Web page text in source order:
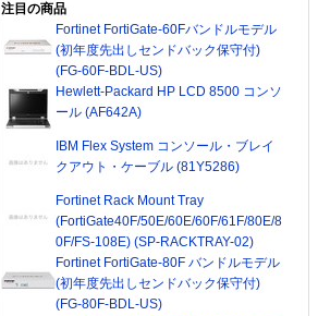
注目の商品
Fortinet FortiGate-60Fバンドルモデル
(初年度先出しセンドバック保守付)
(FG-60F-BDL-US)
Hewlett-Packard HP LCD 8500 コンソ
ール (AF642A)
IBM Flex System コンソール・ブレイ
クアウト・ケーブル (81Y5286)
Fortinet Rack Mount Tray
(FortiGate40F/50E/60E/60F/61F/80E/8
0F/FS-108E) (SP-RACKTRAY-02)
Fortinet FortiGate-80F バンドルモデル
(初年度先出しセンドバック保守付)
(FG-80F-BDL-US)